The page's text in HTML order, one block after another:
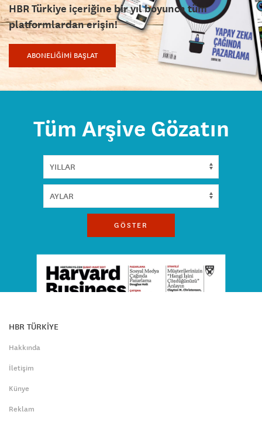
HBR Türkiye içeriğine bir yıl boyunca tüm
platformlardan erişin!
ABONELİĞİMİ BAŞLAT
Tüm Arşive Gözatın
GÖSTER
HBR TÜRKİYE
Hakkında
İletişim
Künye
Reklam